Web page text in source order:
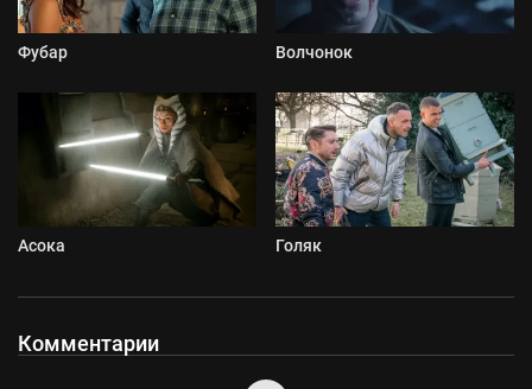
Фубар Волчонок
Асока Голяк
Комментарии